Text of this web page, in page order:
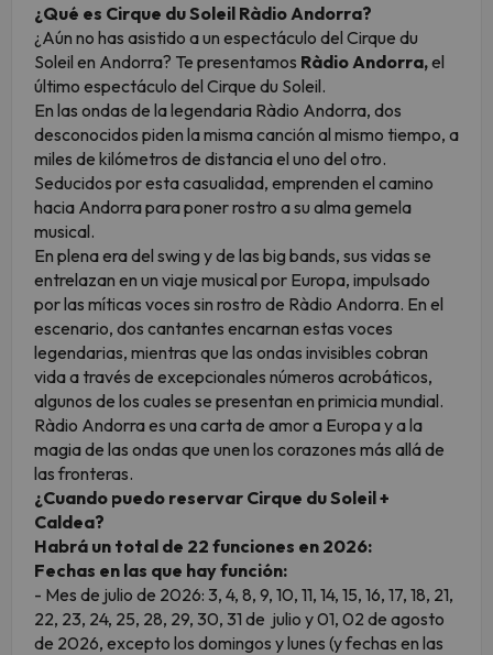
¿Qué es Cirque du Soleil Ràdio Andorra?
¿Aún no has asistido a un espectáculo del Cirque du
Soleil en Andorra? Te presentamos Ràdio Andorra,el
último espectáculo del Cirque du Soleil.
En las ondas de la legendaria Ràdio Andorra, dos
desconocidos piden la misma canción al mismo tiempo, a
miles de kilómetros de distancia el uno del otro.
Seducidos por esta casualidad, emprenden el camino
hacia Andorra para poner rostro a su alma gemela
musical.
En plena era del swing y de las big bands, sus vidas se
entrelazan en un viaje musical por Europa, impulsado
por las míticas voces sin rostro de Ràdio Andorra. En el
escenario, dos cantantes encarnan estas voces
legendarias, mientras que las ondas invisibles cobran
vida a través de excepcionales números acrobáticos,
algunos de los cuales se presentan en primicia mundial.
Ràdio Andorra es una carta de amor a Europa y a la
magia de las ondas que unen los corazones más allá de
las fronteras.
¿Cuando puedo reservar Cirque du Soleil +
Caldea?
Habrá un total de 22 funciones en 2026:
Fechas en las que hay función:
- Mes de julio de 2026: 3, 4, 8, 9, 10, 11, 14, 15, 16, 17, 18, 21,
22, 23, 24, 25, 28, 29, 30, 31 de julio y 01, 02 de agosto
de 2026, excepto los domingos y lunes (y fechas en las